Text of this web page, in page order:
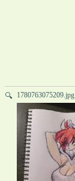
🔍 1780763075209.jpg